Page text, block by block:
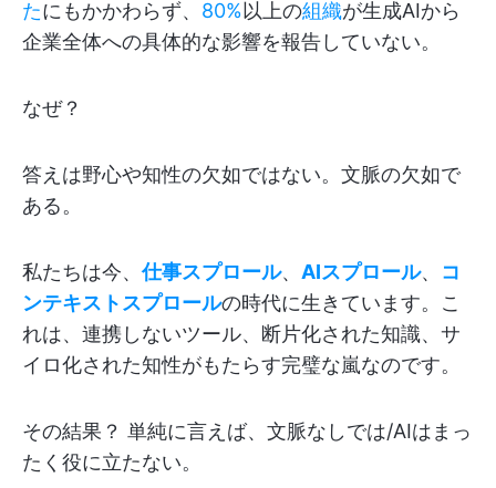
たにもかかわらず、 80% 以上の組織が生成AIから
企業全体への具体的な影響を報告していない。
なぜ？
答えは野心や知性の欠如ではない。文脈の欠如で
ある。
私たちは今、仕事スプロール、 AIスプロール、 コ
ンテキストスプロールの時代に生きています。こ
れは、連携しないツール、断片化された知識、サ
イロ化された知性がもたらす完璧な嵐なのです。
その結果？ 単純に言えば、文脈なしでは/AIはまっ
たく役に立たない。